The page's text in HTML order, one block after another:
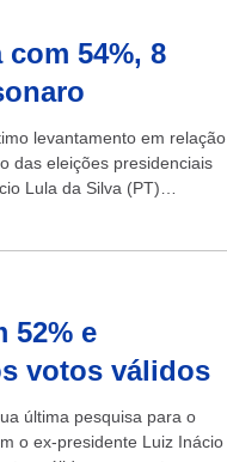
54%, 8
levantamento em relação
das eleições presidenciais
Lula da Silva (PT)
52% e
votos válidos
última pesquisa para o
o ex-presidente Luiz Inácio